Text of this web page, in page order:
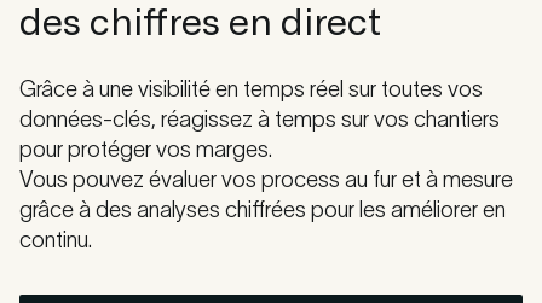
des chiffres en direct
Grâce à une visibilité en temps réel sur toutes vos
données-clés, réagissez à temps sur vos chantiers
pour protéger vos marges.
Vous pouvez évaluer vos process au fur et à mesure
grâce à des analyses chiffrées pour les améliorer en
continu.